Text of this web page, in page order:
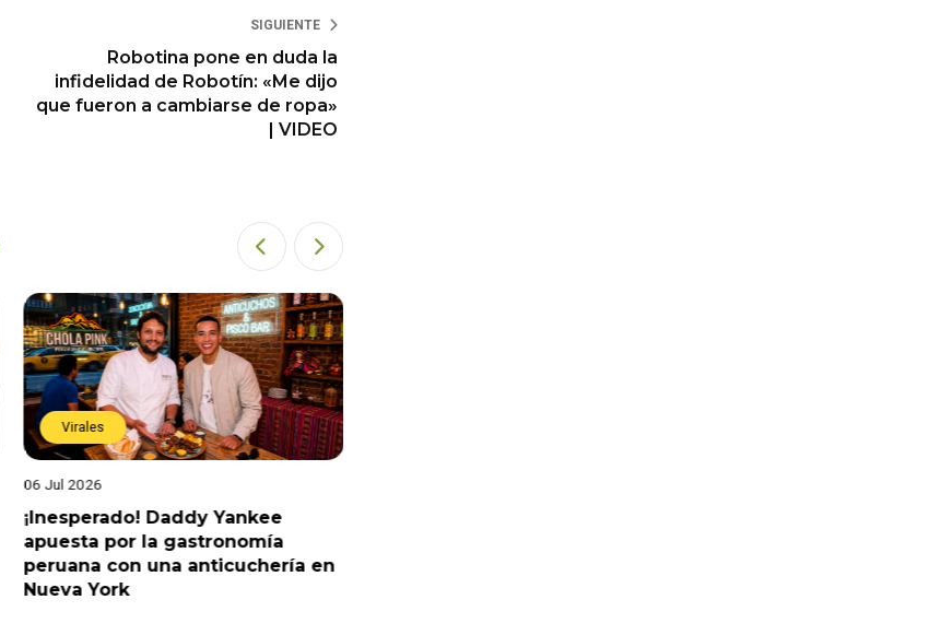
SIGUIENTE
Robotina pone en duda la
infidelidad de Robotín: «Me dijo
que fueron a cambiarse de ropa»
| VIDEO
Virales
06 Jul 2026
¡Inesperado! Daddy Yankee
apuesta por la gastronomía
peruana con una anticuchería en
Nueva York